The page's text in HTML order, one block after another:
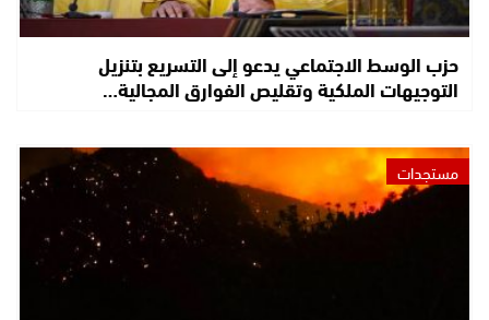
حزب الوسط الاجتماعي يدعو إلى التسريع بتنزيل
التوجيهات الملكية وتقليص الفوارق المجالية…
مستجدات